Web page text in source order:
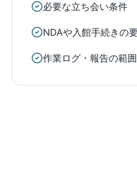
必要な立ち会い条件
NDAや入館手続きの
作業ログ・報告の範囲